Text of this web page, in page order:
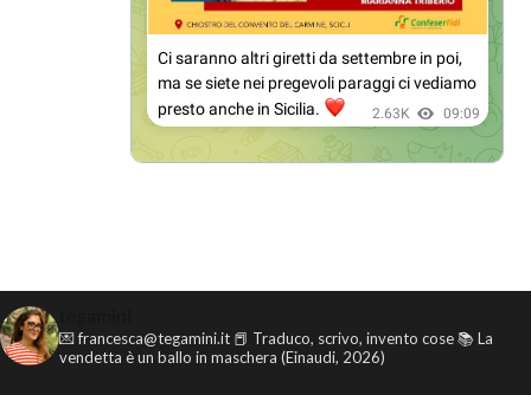
💌 francesca@tegamini.it 📕 Traduco, scrivo, invento cose📚 La
vendetta è un ballo in maschera (Einaudi, 2026)